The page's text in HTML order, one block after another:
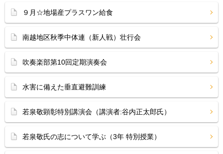
９月☆地場産プラスワン給食
南越地区秋季中体連（新人戦）壮行会
吹奏楽部第10回定期演奏会
水害に備えた垂直避難訓練
若泉敬顕彰特別講演会（講演者:谷内正太郎氏）
若泉敬氏の志について学ぶ（3年 特別授業）